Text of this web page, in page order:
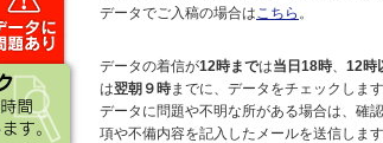
データでご入稿の場合は こちら 。
データの着信が12時までは当日18時
12時
は翌朝９時までに、データをチェックします
データに問題や不明な所がある場合は、確
項や不備内容を記入したメールを送信します